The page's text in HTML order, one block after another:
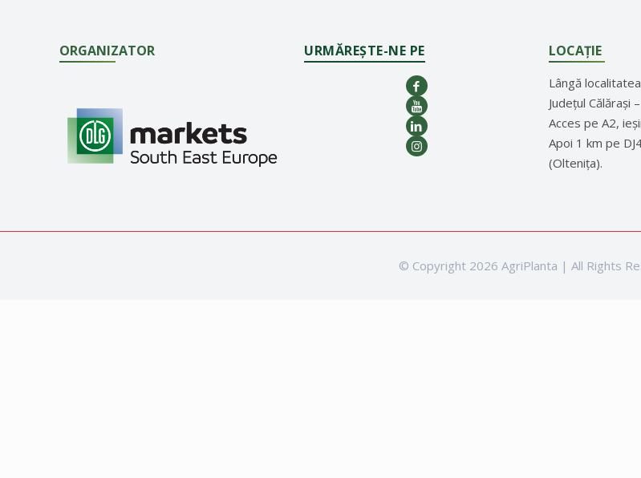
ORGANIZATOR URMĂREȘTE-NE PE LOCAȚIE
Lângă
Județul Călărași
Acces pe A2,
Apoi 1 km pe
(Oltenița).
© Copyright 2026 AgriPlanta | All Rights